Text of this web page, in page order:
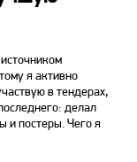
я активно
в тендерах,
делал
и постеры. Чего я